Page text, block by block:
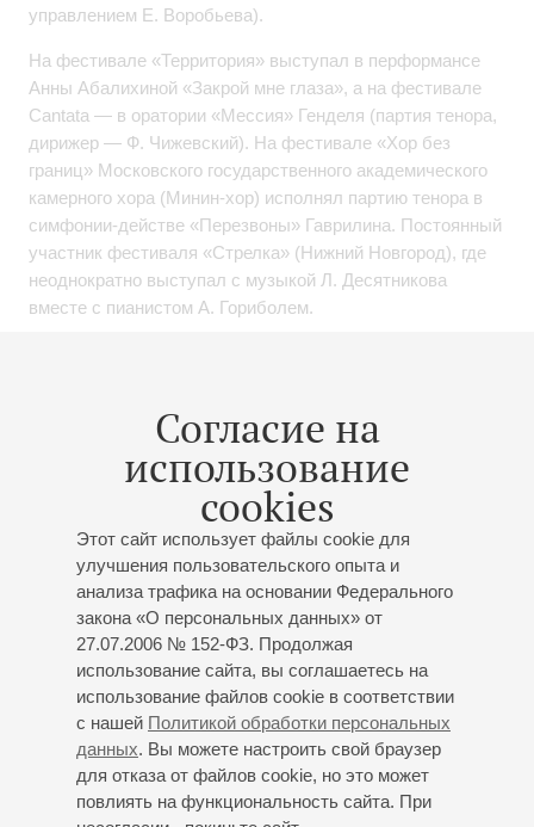
Согласие на
использование
cookies
Этот сайт использует файлы cookie для
улучшения пользовательского опыта и
анализа трафика на основании Федерального
закона «О персональных данных» от
27.07.2006 № 152-ФЗ. Продолжая
использование сайта, вы соглашаетесь на
использование файлов cookie в соответствии
с нашей Политикой обработки персональных
данных. Вы можете настроить свой браузер
для отказа от файлов cookie, но это может
повлиять на функциональность сайта. При
управлением Е. Воробьева).
На фестивале «Территория» выступал в перформансе
Анны Абалихиной «Закрой мне глаза», а на фестивале
Cantata — в оратории «Мессия» Генделя (партия тенора,
дирижер — Ф. Чижевский). На фестивале «Хор без
границ» Московского государственного академического
камерного хора (Минин‑хор) исполнял партию тенора в
симфонии‑действе «Перезвоны» Гаврилина. Постоянный
участник фестиваля «Стрелка» (Нижний Новгород), где
неоднократно выступал с музыкой Л. Десятникова
вместе с пианистом А. Гориболем.
С.В. Рахманинова (Москва), Концертном зале «Пакгауз»
(Нижний Новгород) с такими коллективами, как Musica
Viva, Questa Musica, Pratum interim, La voce strumentale и
Совместно с оркестром и хором musicAeterna под
руководством Т. Курентзиса исполнял сольные партии в
Реквиеме Моцарта (Большой зал Санкт-Петербургской
академической филармонии имени Д.Д. Шостаковича,
Большой зал Московской государственной
консерватории имени П.И. Чайковского) и балете с
пением «Пульчинелла» Стравинского (Зал Зарядье,
Большой зал Санкт-Петербургской филармонии).
Сотрудничал с известными музыкантами и режиссерами,